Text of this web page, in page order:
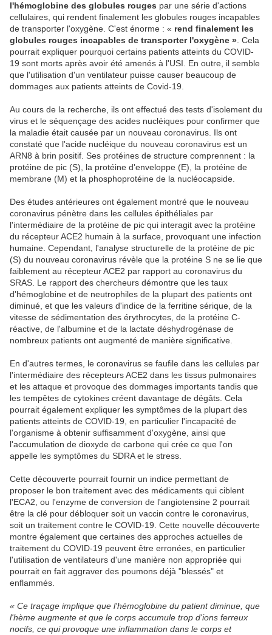
l'hémoglobine des globules rouges par une série d'actions
cellulaires, qui rendent finalement les globules rouges incapables
de transporter l'oxygène. C'est énorme : « rend finalement les
globules rouges incapables de transporter l'oxygène » . Cela
pourrait expliquer pourquoi certains patients atteints du COVID-
19 sont morts après avoir été amenés à l'USI. En outre, il semble
que l'utilisation d'un ventilateur puisse causer beaucoup de
dommages aux patients atteints de Covid-19.
Au cours de la recherche, ils ont effectué des tests d'isolement du
virus et le séquençage des acides nucléiques pour confirmer que
la maladie était causée par un nouveau coronavirus. Ils ont
constaté que l'acide nucléique du nouveau coronavirus est un
ARN8 à brin positif. Ses protéines de structure comprennent : la
protéine de pic (S), la protéine d'enveloppe (E), la protéine de
membrane (M) et la phosphoprotéine de la nucléocapside.
Des études antérieures ont également montré que le nouveau
coronavirus pénètre dans les cellules épithéliales par
l'intermédiaire de la protéine de pic qui interagit avec la protéine
du récepteur ACE2 humain à la surface, provoquant une infection
humaine. Cependant, l'analyse structurelle de la protéine de pic
(S) du nouveau coronavirus révèle que la protéine S ne se lie que
faiblement au récepteur ACE2 par rapport au coronavirus du
SRAS. Le rapport des chercheurs démontre que les taux
d'hémoglobine et de neutrophiles de la plupart des patients ont
diminué, et que les valeurs d'indice de la ferritine sérique, de la
vitesse de sédimentation des érythrocytes, de la protéine C-
réactive, de l'albumine et de la lactate déshydrogénase de
nombreux patients ont augmenté de manière significative.
En d'autres termes, le coronavirus se faufile dans les cellules par
l'intermédiaire des récepteurs ACE2 dans les tissus pulmonaires
et les attaque et provoque des dommages importants tandis que
les tempêtes de cytokines créent davantage de dégâts. Cela
pourrait également expliquer les symptômes de la plupart des
patients atteints de COVID-19, en particulier l'incapacité de
l'organisme à obtenir suffisamment d'oxygène, ainsi que
l'accumulation de dioxyde de carbone qui crée ce que l'on
appelle les symptômes du SDRA et le stress.
Cette découverte pourrait fournir un indice permettant de
proposer le bon traitement avec des médicaments qui ciblent
l'ECA2, ou l'enzyme de conversion de l'angiotensine 2 pourrait
être la clé pour débloquer soit un vaccin contre le coronavirus,
soit un traitement contre le COVID-19. Cette nouvelle découverte
montre également que certaines des approches actuelles de
traitement du COVID-19 peuvent être erronées, en particulier
l'utilisation de ventilateurs d'une manière non appropriée qui
pourrait en fait aggraver des poumons déjà "blessés" et
enflammés.
« Ce traçage implique que l'hémoglobine du patient diminue, que
l'hème augmente et que le corps accumule trop d'ions ferreux
nocifs, ce qui provoque une inflammation dans le corps et